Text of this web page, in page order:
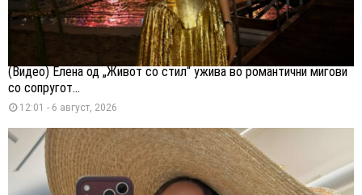
(Видео) Елена од „Живот со стил“ ужива во романтични мигови
со сопругот...
12:01 - 6 август, 2026